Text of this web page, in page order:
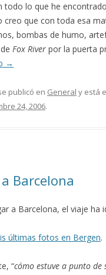
todo lo que he
creo que con toda esa
bombas de humo,
Fox River por la puerta
→
publicó en General y está
24, 2006.
Barcelona
a Barcelona, el viaje ha
últimas fotos en Bergen.
“cómo estuve a punto